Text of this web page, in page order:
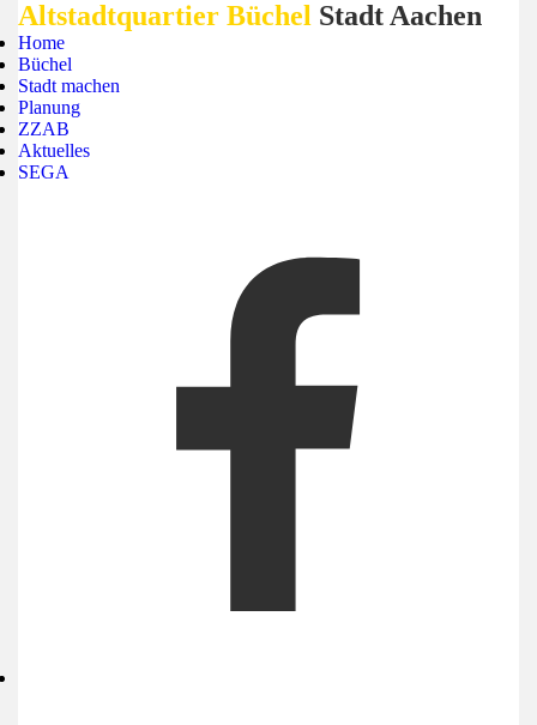
Altstadtquartier Büchel Stadt Aachen
Home
Büchel
Stadt machen
Planung
ZZAB
Aktuelles
SEGA